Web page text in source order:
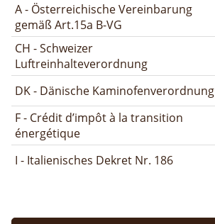
A - Österreichische Vereinbarung
gemäß Art.15a B-VG
CH - Schweizer
Luftreinhalteverordnung
DK - Dänische Kaminofenverordnung
F - Crédit d’impôt à la transition
énergétique
I - Italienisches Dekret Nr. 186